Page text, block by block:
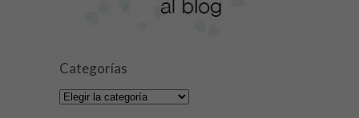
Categorías
Categorías